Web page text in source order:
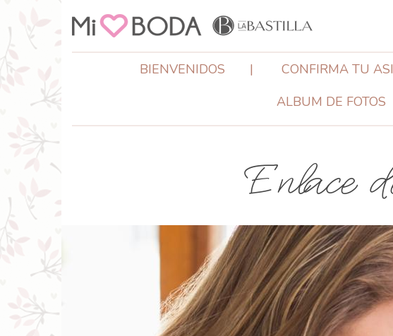
BIENVENIDOS CONFIRMA TU
ALBUM DE FOTOS
Enlace